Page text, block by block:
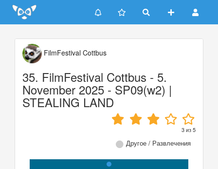
Update cookies preferences
FilmFestival Cottbus
35. FilmFestival Cottbus - 5.
November 2025 - SP09(w2) |
STEALING LAND
3из5
Другое / Развлечения